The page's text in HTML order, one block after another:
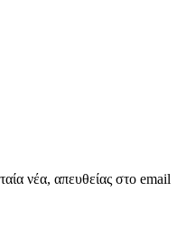
νέα, απευθείας στο email